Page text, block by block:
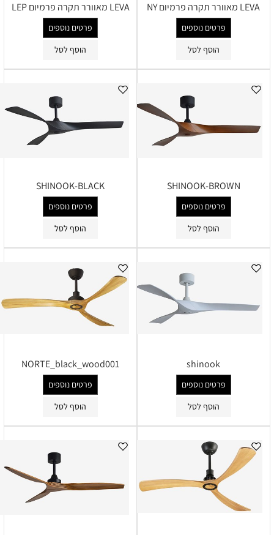
LEVA מאוורר תקרה פרמיום NY
פרטים נוספים
הוסף לסל
LEVA מאוורר תקרה פרמיום LEP
פרטים נוספים
הוסף לסל
SHINOOK-BROWN
פרטים נוספים
הוסף לסל
SHINOOK-BLACK
פרטים נוספים
הוסף לסל
shinook
פרטים נוספים
הוסף לסל
NORTE_black_wood001
פרטים נוספים
הוסף לסל